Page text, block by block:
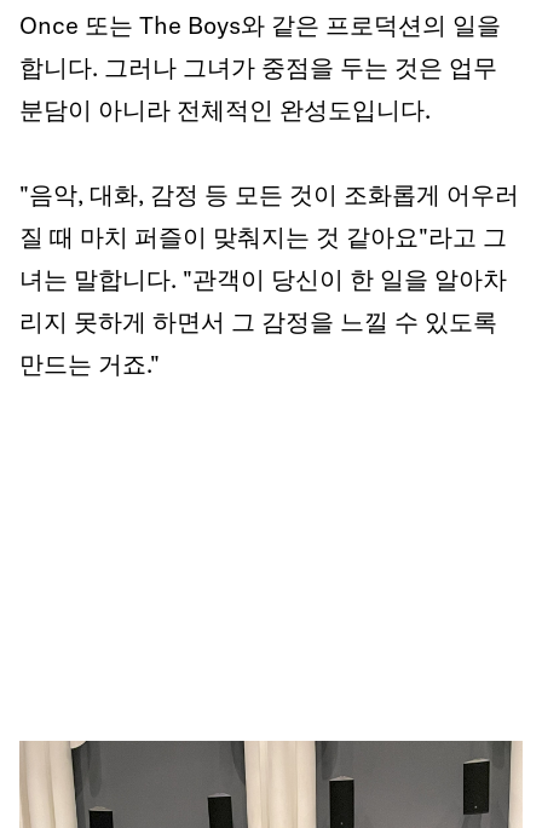
Once 또는 The Boys와 같은 프로덕션의 일을
합니다. 그러나 그녀가 중점을 두는 것은 업무
분담이 아니라 전체적인 완성도입니다.
"음악, 대화, 감정 등 모든 것이 조화롭게 어우러
질 때 마치 퍼즐이 맞춰지는 것 같아요"라고 그
녀는 말합니다. "관객이 당신이 한 일을 알아차
리지 못하게 하면서 그 감정을 느낄 수 있도록
만드는 거죠."